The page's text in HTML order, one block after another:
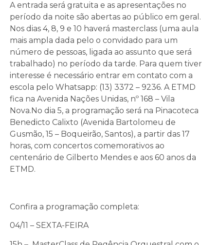
A entrada será gratuita e as apresentações no
período da noite são abertas ao público em geral.
Nos dias 4, 8, 9 e 10 haverá masterclass (uma aula
mais ampla dada pelo o convidado para um
número de pessoas, ligada ao assunto que será
trabalhado) no período da tarde. Para quem tiver
interesse é necessário entrar em contato com a
escola pelo Whatsapp: (13) 3372 – 9236. A ETMD
fica na Avenida Nações Unidas, nº 168 – Vila
Nova.No dia 5, a programação será na Pinacoteca
Benedicto Calixto (Avenida Bartolomeu de
Gusmão, 15 – Boqueirão, Santos), a partir das 17
horas, com concertos comemorativos ao
centenário de Gilberto Mendes e aos 60 anos da
ETMD.
Confira a programação completa:
04/11 – SEXTA-FEIRA